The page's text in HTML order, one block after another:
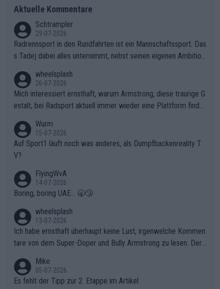
Aktuelle Kommentare
Schtrampler
29-07-2026
Radrennsport in den Rundfahrten ist ein Mannschaftssport. Das
s Tadej dabei alles unternimmt, nebst seinen eigenen Ambition
ganze Team auch mental stark zu machen und konkret am Erf
olg teilzuhaben, ist ihm ganz hoch anzurechnen. Das ist ein Zei
chen weit über den Radsport hinaus.
wheelsplash
26-07-2026
Mich interessiert ernsthaft, warum Armstrong, diese traurige G
estalt, bei Radsport aktuell immer wieder eine Plattform finde
Wurm
15-07-2026
Auf Sport1 läuft noch was anderes, als Dumpfbackenreality T
V?
FlyingWvA
14-07-2026
Boring, boring UAE... 🥱😴
wheelsplash
13-07-2026
Ich habe ernsthaft überhaupt keine Lust, irgenwelche Kommen
tare von dem Super-Doper und Bully Armstrong zu lesen. Der
r die gehört nicht in dieses Medium!
Mike
05-07-2026
Es fehlt der Tipp zur 2. Etappe im Artikel